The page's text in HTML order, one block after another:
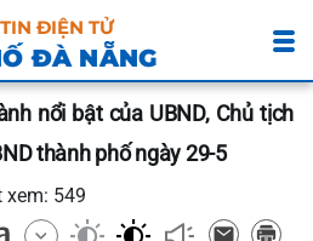
ĐIỆN TỬ
ĐÀ NẴNG
nổi bật của UBND, Chủ tịch
thành phố ngày 29-5
549